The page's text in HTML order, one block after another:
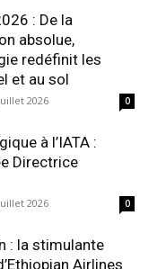
: De la
absolue,
redéfinit les
et au sol
2026 0
à l’IATA :
Directrice
2026 0
: la stimulante
Airlines